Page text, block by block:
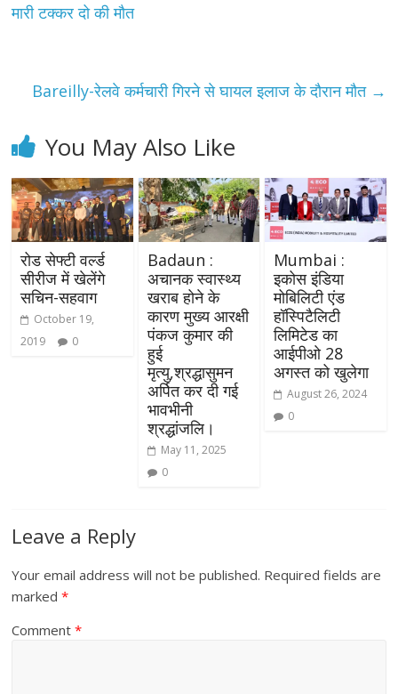
मारी टक्कर दो की मौत
Bareilly-रेलवे कर्मचारी गिरने से घायल इलाज के दौरान मौत →
You May Also Like
रोड सेफ्टी वर्ल्ड
सीरीज में खेलेंगे
सचिन-सहवाग
October 19,
2019
0
Badaun :
अचानक स्वास्थ्य
खराब होने के
कारण मुख्य आरक्षी
पंकज कुमार की
हुई
मृत्यु,श्रद्धासुमन
अर्पित कर दी गई
भावभीनी
श्रद्धांजलि।
May 11, 2025
0
Mumbai :
इकोस इंडिया
मोबिलिटी एंड
हॉस्पिटैलिटी
लिमिटेड का
आईपीओ 28
अगस्त को खुलेगा
August 26, 2024
0
Leave a Reply
Your email address will not be published. Required fields are
marked*
Comment*